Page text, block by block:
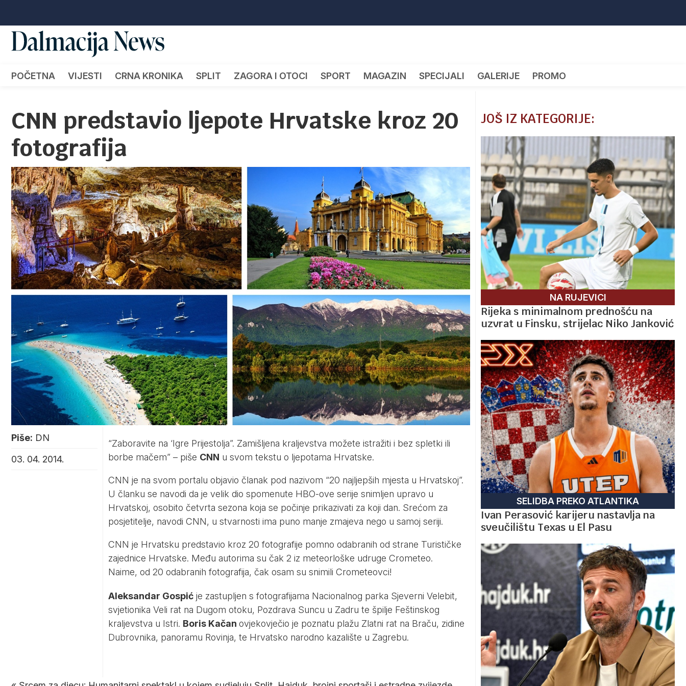
POČETNA VIJESTI CRNA KRONIKA SPLIT ZAGORA I OTOCI SPORT MAGAZIN SPECIJALI GALERIJE PROMO
CNN predstavio ljepote Hrvatske kroz 20
fotografija
Piše: DN
03. 04. 2014.
“Zaboravite na ‘Igre Prijestolja”. Zamišljena kraljevstva možete istražiti i bez spletki ili
borbe mačem” – piše CNN u svom tekstu o ljepotama Hrvatske.
CNN je na svom portalu objavio članak pod nazivom “20 najljepših mjesta u Hrvatskoj”.
U članku se navodi da je velik dio spomenute HBO-ove serije snimljen upravo u
Hrvatskoj, osobito četvrta sezona koja se počinje prikazivati za koji dan. Srećom za
posjetitelje, navodi CNN, u stvarnosti ima puno manje zmajeva nego u samoj seriji.
CNN je Hrvatsku predstavio kroz 20 fotografije pomno odabranih od strane Turističke
zajednice Hrvatske. Među autorima su čak 2 iz meteorloške udruge Crometeo.
Naime, od 20 odabranih fotografija, čak osam su snimili Crometeovci!
Aleksandar Gospićje zastupljen s fotografijama Nacionalnog parka Sjeverni Velebit,
svjetionika Veli rat na Dugom otoku, Pozdrava Suncu u Zadru te špilje Feštinskog
kraljevstva u Istri. Boris Kačan ovjekovječio je poznatu plažu Zlatni rat na Braču, zidine
Dubrovnika, panoramu Rovinja, te Hrvatsko narodno kazalište u Zagrebu.
JOŠ IZ KATEGORIJE:
NA RUJEVICI
Rijeka s minimalnom prednošću na
uzvrat u Finsku, strijelac Niko Janković
SELIDBA PREKO ATLANTIKA
Ivan Perasović karijeru nastavlja na
sveučilištu Texas u El Pasu